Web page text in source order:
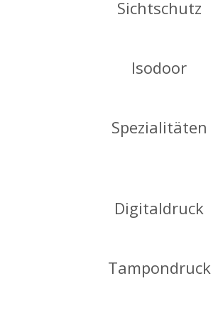
Sichtschutz
Isodoor
Spezialitäten
Digitaldruck
Tampondruck